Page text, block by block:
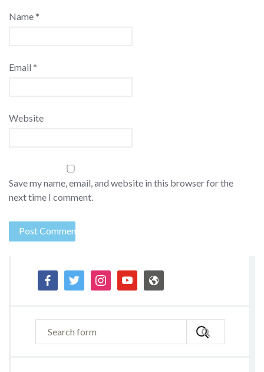
Name*
Email *
Website
Save my name, email, and website in this browser for the
next time I comment.
facebooktwitter instagramyoutubeadmin-
site